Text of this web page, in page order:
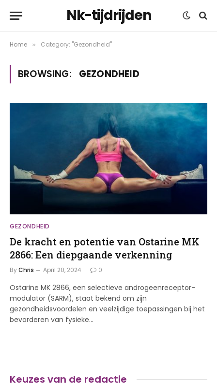
Nk-tijdrijden
Home » Category: "Gezondheid"
BROWSING: GEZONDHEID
GEZONDHEID
De kracht en potentie van Ostarine MK
2866: Een diepgaande verkenning
ByChris April 20, 2024 0
Ostarine MK 2866, een selectieve androgeenreceptor-
modulator (SARM), staat bekend om zijn
gezondheidsvoordelen en veelzijdige toepassingen bij het
bevorderen van fysieke…
Keuzes van de redactie